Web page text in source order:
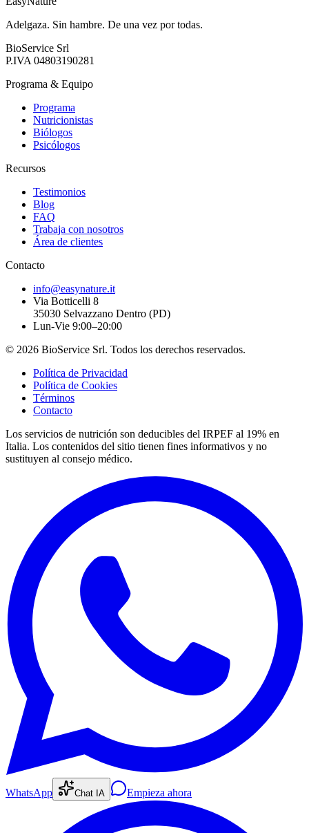
Adelgaza. Sin hambre. De una vez por todas.
BioService Srl
P.IVA 04803190281
Programa & Equipo
Programa
Nutricionistas
Biólogos
Psicólogos
Recursos
Testimonios
Blog
FAQ
Trabaja con nosotros
Área de clientes
Contacto
info@easynature.it
Via Botticelli 8
35030 Selvazzano Dentro (PD)
Lun-Vie 9:00–20:00
© 2026 BioService Srl. Todos los derechos reservados.
Política de Privacidad
Política de Cookies
Términos
Contacto
Los servicios de nutrición son deducibles del IRPEF al 19% en
Italia. Los contenidos del sitio tienen fines informativos y no
sustituyen al consejo médico.
WhatsApp Chat IA Empieza ahora